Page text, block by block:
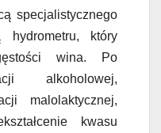
specjalistycznego
który
wina. Po
alkoholowej,
malolaktycznej,
kwasu